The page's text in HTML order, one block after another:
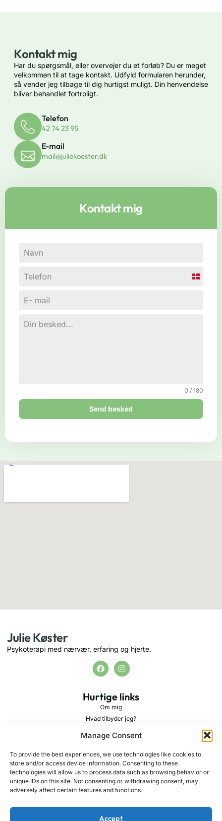
Manage Consent
To provide the best experiences, we use technologies like cookies to
store and/or access device information. Consenting to these
technologies will allow us to process data such as browsing behavior or
unique IDs on this site. Not consenting or withdrawing consent, may
adversely affect certain features and functions.
Accept
Kontakt mig
Denmark
0 / 180
Send besked
Kontakt mig
Har du spørgsmål, eller overvejer du et forløb? Du er meget
velkommen til at tage kontakt. Udfyld formularen herunder,
så vender jeg tilbage til dig hurtigst muligt. Din henvendelse
bliver behandlet fortroligt.
Telefon
42 74 23 95
E-mail
mail@juliekoester.dk
Julie Køster
Psykoterapi med nærvær, erfaring og hjerte.
Hurtige links
Om mig
Hvad tilbyder jeg?
Priser
Kontakt
Kontakt
+45 42 74 23 95
Thorvaldsensvej 3, Baghuset, 1871 Frederiksberg